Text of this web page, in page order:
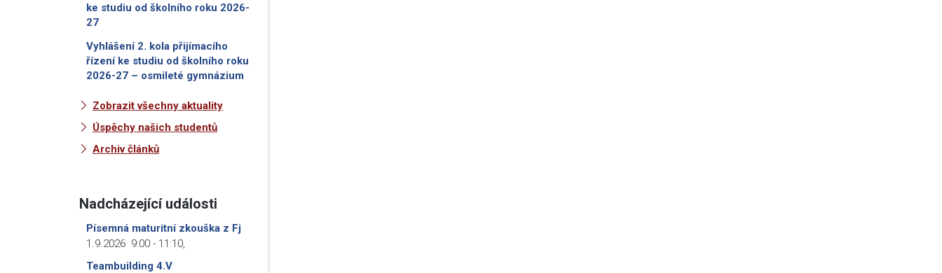
ke studiu od školního roku 2026-
27
Vyhlášení 2. kola přijímacího
řízení ke studiu od školního roku
2026-27 – osmileté gymnázium
Zobrazit všechny aktuality
Úspěchy našich studentů
Archiv článků
Nadcházející události
Písemná maturitní zkouška z Fj
1.9.2026 9:00 - 11:10
Teambuilding 4.V